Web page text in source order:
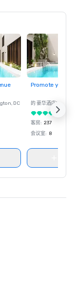
, DC
Promote your
的 豪华酒店
客房: 237
会议室: 8